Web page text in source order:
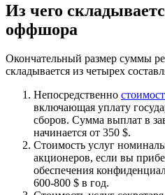
Из чего
оффшора
Окончательный размер суммы
складывается из четырех
Непосредственно
включающая уплату
сборов. Сумма выплат в
начинается от 350 $.
Стоимость услуг
акционеров, если вы
обеспечения
600-800 $ в год.